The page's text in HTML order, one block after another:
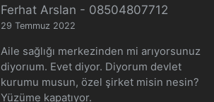
Ferhat Arslan - 08504807712
29 Temmuz 2022
Aile sağlığı merkezinden mi arıyorsunuz
diyorıum. Evet diyor. Diyorum devlet
kurumu musun, özel şirket misin nesin?
Yüzüme kapatıyor.